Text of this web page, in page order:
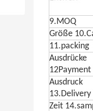
9.MOQ
Größe
11.packing
Ausdrücke
12Payment
Ausdruck
13.Delivery
Zeit